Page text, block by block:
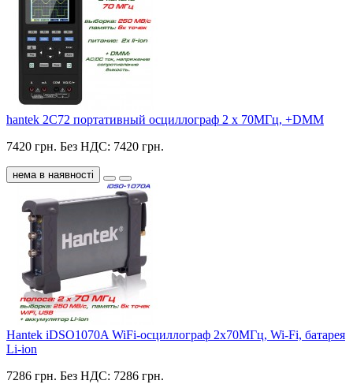
hantek 2C72 портативный осциллограф 2 х 70МГц, +DMM
7420 грн. Без НДС: 7420 грн.
нема в наявності
Hantek iDSO1070A WiFi-осциллограф 2х70МГц, Wi-Fi, батарея
Li-ion
7286 грн. Без НДС: 7286 грн.